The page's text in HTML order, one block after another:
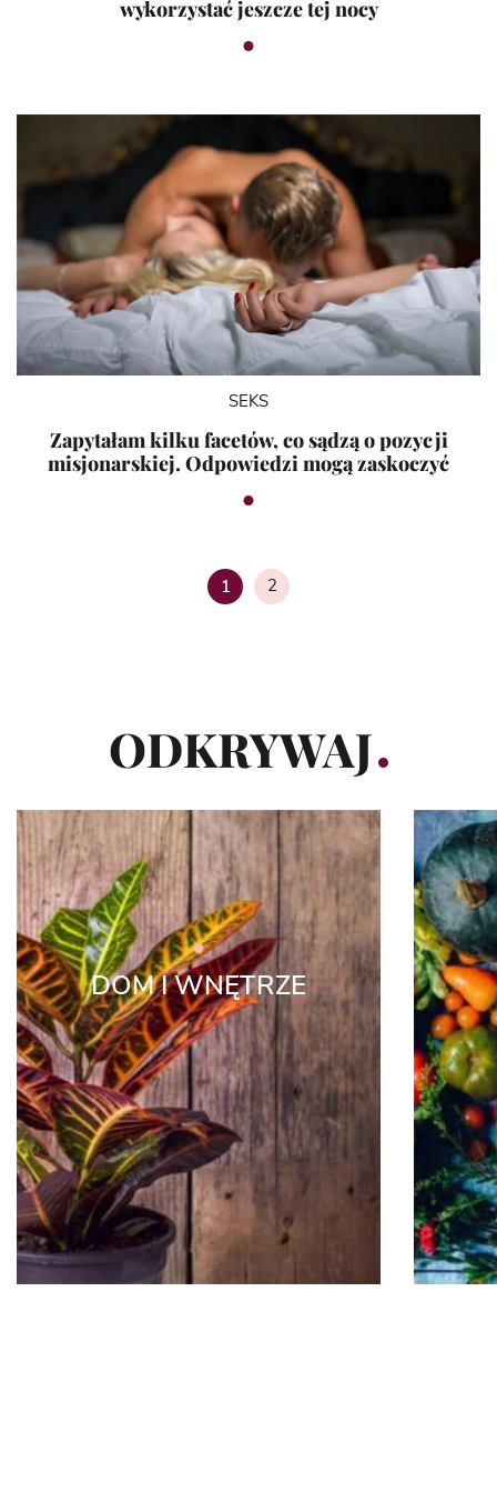
wykorzystać jeszcze tej nocy
SEKS
Zapytałam kilku facetów, co sądzą o pozycji
misjonarskiej. Odpowiedzi mogą zaskoczyć
1 Strona
2
ODKRYWAJ
DOM I WNĘTRZE